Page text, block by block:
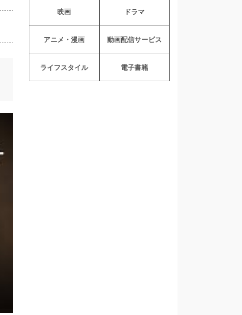
映画 ドラマ
アニメ・漫画 動画配信サービス
ライフスタイル 電子書籍